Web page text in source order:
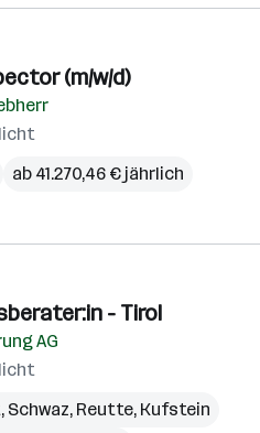
(m/w/d)
ab 41.270,46 € jährlich
- Tirol
AG
, Schwaz, Reutte, Kufstein